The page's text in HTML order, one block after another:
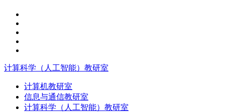
计算科学（人工智能）教研室
计算机教研室
信息与通信教研室
计算科学（人工智能）教研室